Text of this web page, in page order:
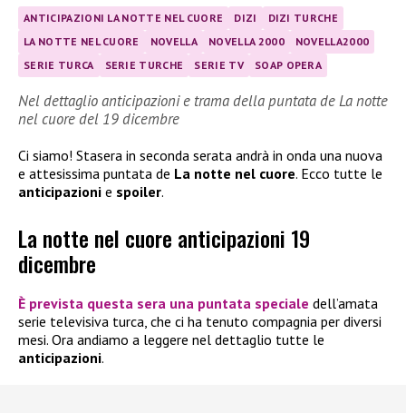
ANTICIPAZIONI LA NOTTE NEL CUORE DIZI
DIZI TURCHE
LA NOTTE NEL CUORE
NOVELLA NOVELLA 2000
NOVELLA2000
SERIE TURCA
SERIE TURCHE SERIE TV SOAP OPERA
Nel dettaglio anticipazioni e trama della puntata de La notte
nel cuore del 19 dicembre
Ci siamo! Stasera in seconda serata andrà in onda una nuova
e attesissima puntata de La notte nel cuore. Ecco tutte le
anticipazioni e spoiler.
La notte nel cuore anticipazioni 19
dicembre
È prevista questa sera una puntata speciale dell’amata
serie televisiva turca, che ci ha tenuto compagnia per diversi
mesi. Ora andiamo a leggere nel dettaglio tutte le
anticipazioni.